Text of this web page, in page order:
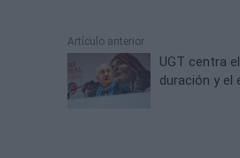
Artículo anterior
UGT centra
duración y el